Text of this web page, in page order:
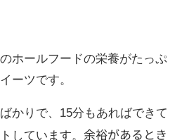
ホールフードの栄養がたっぷ
ーツです。
かりで、15分もあればできて
しています。 余裕があるとき